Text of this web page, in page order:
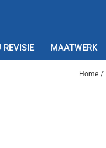
REVISIE MAATWERK
Home